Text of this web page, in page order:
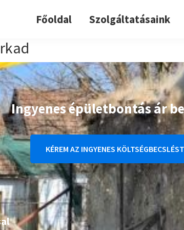
Főoldal Szolgáltatásaink
Ingyenes épületbontás ár
KÉREM AZ INGYENES KÖLTSÉGBECSLÉST